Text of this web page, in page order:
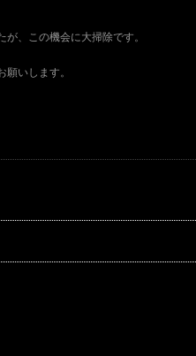
、この機会に大掃除です。
いします。